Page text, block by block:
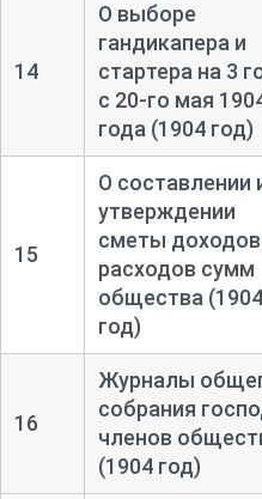
14
О выборе
гандикапера и
стартера на 3
с 20-го мая
года (1904 год)
15
О составлении
утверждении
сметы доходов
расходов сумм
общества (1904
год)
16
Журналы
собрания
членов
(1904 год)